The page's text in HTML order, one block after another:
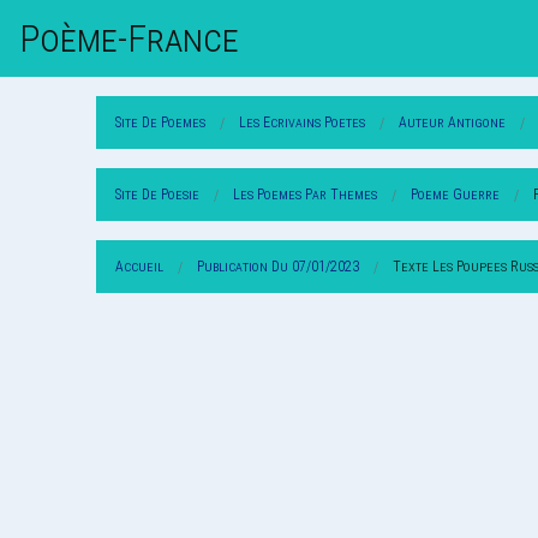
Poème-FrAnce
Site De Poemes Les Ecrivains Poetes Auteur Antigone
Site De Poesie Les Poemes Par Themes Poeme Guerre
Accueil Publication Du 07/01/2023 Texte Les Poupees